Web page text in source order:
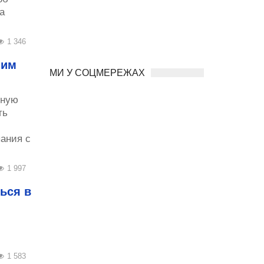
1 346
с
1 997
в
1 583
МИ У СОЦМЕРЕЖАХ